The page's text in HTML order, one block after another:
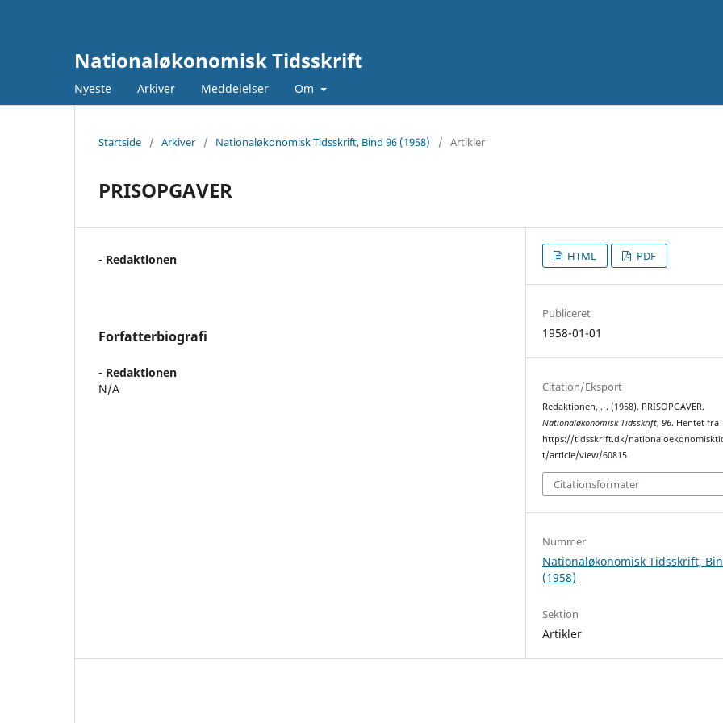
Nationaløkonomisk Tidsskrift
Nyeste Arkiver Meddelelser Om
Startside / Arkiver / Nationaløkonomisk Tidsskrift, Bind 96 (1958) / Artikler
PRISOPGAVER
- Redaktionen
Forfatterbiografi
- Redaktionen
N/A
HTML PDF
Publiceret
1958-01-01
Citation/Eksport
Redaktionen, .-. (1958). PRISOPGAVER.
Nationaløkonomisk Tidsskrift,96. Hentet fra
https://tidsskrift.dk/
t/article/view/60815
Citationsformater
Nummer
Nationaløkonomisk Tidsskrift,
(1958)
Sektion
Artikler